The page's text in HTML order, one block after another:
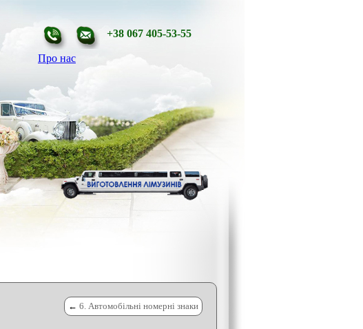
Про нас
+38 067 405-53-55
← 6. Автомобільні номерні знаки